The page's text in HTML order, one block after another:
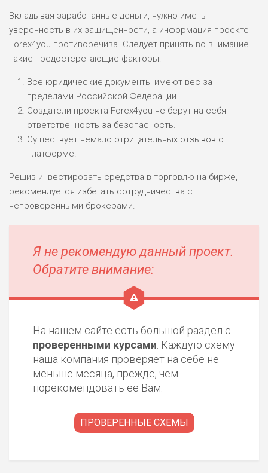
Вкладывая заработанные деньги, нужно иметь
уверенность в их защищенности, а информация проекте
Forex4you противоречива. Следует принять во внимание
такие предостерегающие факторы:
Все юридические документы имеют вес за
пределами Российской Федерации.
Создатели проекта Forex4you не берут на себя
ответственность за безопасность.
Существует немало отрицательных отзывов о
платформе.
Решив инвестировать средства в торговлю на бирже,
рекомендуется избегать сотрудничества с
непроверенными брокерами.
Я не рекомендую данный проект.
Обратите внимание:
На нашем сайте есть большой раздел с
проверенными курсами. Каждую схему
наша компания проверяет на себе не
меньше месяца, прежде, чем
порекомендовать ее Вам.
ПРОВЕРЕННЫЕ СХЕМЫ